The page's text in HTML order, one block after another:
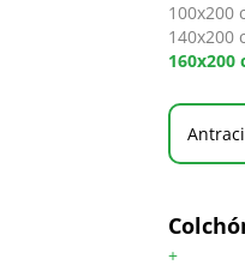
100x200
140x200
160x200
+